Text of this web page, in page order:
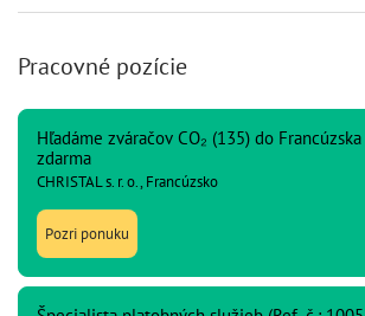
Pracovné pozície
Hľadáme zváračov CO₂ (135) do
zdarma
CHRISTAL s. r. o., Francúzsko
Pozri ponuku